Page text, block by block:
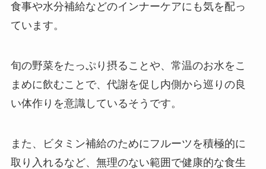
食事や水分補給などのインナーケアにも気を配っ
ています。
旬の野菜をたっぷり摂ることや、常温のお水をこ
まめに飲むことで、代謝を促し内側から巡りの良
い体作りを意識しているそうです。
また、ビタミン補給のためにフルーツを積極的に
取り入れるなど、無理のない範囲で健康的な食生